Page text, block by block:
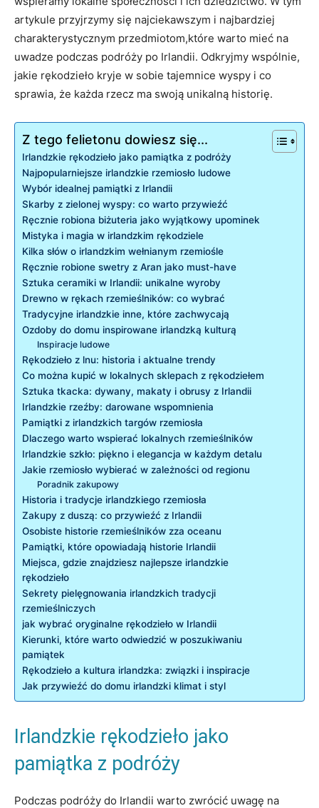
artykule przyjrzymy się najciekawszym i najbardziej
charakterystycznym przedmiotom,które warto mieć na
uwadze podczas podróży po Irlandii. Odkryjmy wspólnie,
jakie rękodzieło kryje w sobie tajemnice wyspy i co
sprawia, że każda rzecz ma swoją unikalną historię.
Z tego felietonu dowiesz się...
Irlandzkie rękodzieło jako pamiątka z podróży
Najpopularniejsze irlandzkie rzemiosło ludowe
Wybór idealnej pamiątki z Irlandii
Skarby z zielonej wyspy: co warto przywieźć
Ręcznie robiona biżuteria jako wyjątkowy upominek
Mistyka i magia w irlandzkim rękodziele
Kilka słów o irlandzkim wełnianym rzemiośle
Ręcznie robione swetry z Aran jako must-have
Sztuka ceramiki w Irlandii: unikalne wyroby
Drewno w rękach rzemieślników: co wybrać
Tradycyjne irlandzkie inne, które zachwycają
Ozdoby do domu inspirowane irlandzką kulturą
Inspiracje ludowe
Rękodzieło z lnu: historia i aktualne trendy
Co można kupić w lokalnych sklepach z rękodziełem
Sztuka tkacka: dywany, makaty i obrusy z Irlandii
Irlandzkie rzeźby: darowane wspomnienia
Pamiątki z irlandzkich targów rzemiosła
Dlaczego warto wspierać lokalnych rzemieślników
Irlandzkie szkło: piękno i elegancja w każdym detalu
Jakie rzemiosło wybierać w zależności od regionu
Poradnik zakupowy
Historia i tradycje irlandzkiego rzemiosła
Zakupy z duszą: co przywieźć z Irlandii
Osobiste historie rzemieślników zza oceanu
Pamiątki, które opowiadają historie Irlandii
Miejsca, gdzie znajdziesz najlepsze irlandzkie
rękodzieło
Sekrety pielęgnowania irlandzkich tradycji
rzemieślniczych
jak wybrać oryginalne rękodzieło w Irlandii
Kierunki, które warto odwiedzić w poszukiwaniu
pamiątek
Rękodzieło a kultura irlandzka: związki i inspiracje
Jak przywieźć do domu irlandzki klimat i styl
Irlandzkie rękodzieło jako
pamiątka z podróży
Podczas podróży do Irlandii warto zwrócić uwagę na